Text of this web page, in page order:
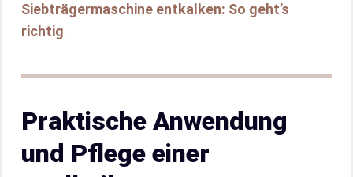
Siebträgermaschine entkalken: So geht’s
richtig
Praktische Anwendung
und Pflege einer